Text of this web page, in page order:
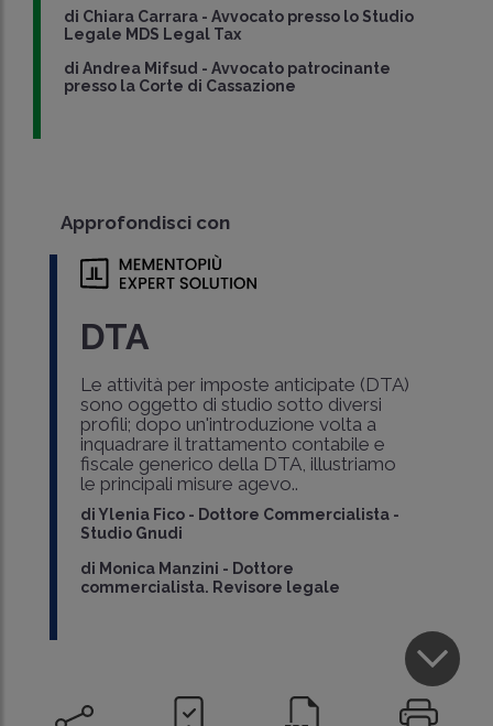
di Chiara Carrara -Avvocato presso lo Studio
Legale MDS Legal Tax
diAndrea Mifsud -Avvocato patrocinante
presso la Corte di Cassazione
Approfondisci con
DTA
Le attività per imposte anticipate (DTA)
sono oggetto di studio sotto diversi
profili; dopo un'introduzione volta a
inquadrare il trattamento contabile e
fiscale generico della DTA, illustriamo
le principali misure agevo..
diYlenia Fico - Dottore Commercialista -
Studio Gnudi
di Monica Manzini - Dottore
commercialista. Revisore legale